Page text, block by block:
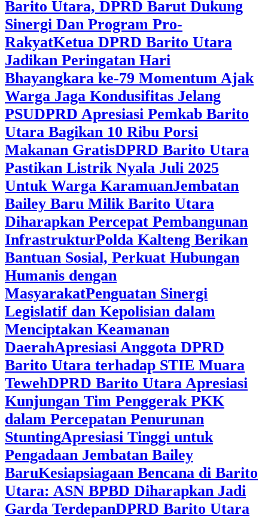
Barito Utara, DPRD Barut Dukung
Sinergi Dan Program Pro-
RakyatKetua DPRD Barito Utara
Jadikan Peringatan Hari
Bhayangkara ke-79 Momentum Ajak
Warga Jaga Kondusifitas Jelang
PSUDPRD Apresiasi Pemkab Barito
Utara Bagikan 10 Ribu Porsi
Makanan GratisDPRD Barito Utara
Pastikan Listrik Nyala Juli 2025
Untuk Warga KaramuanJembatan
Bailey Baru Milik Barito Utara
Diharapkan Percepat Pembangunan
InfrastrukturPolda Kalteng Berikan
Bantuan Sosial, Perkuat Hubungan
Humanis dengan
MasyarakatPenguatan Sinergi
Legislatif dan Kepolisian dalam
Menciptakan Keamanan
DaerahApresiasi Anggota DPRD
Barito Utara terhadap STIE Muara
TewehDPRD Barito Utara Apresiasi
Kunjungan Tim Penggerak PKK
dalam Percepatan Penurunan
StuntingApresiasi Tinggi untuk
Pengadaan Jembatan Bailey
BaruKesiapsiagaan Bencana di Barito
Utara: ASN BPBD Diharapkan Jadi
Garda TerdepanDPRD Barito Utara